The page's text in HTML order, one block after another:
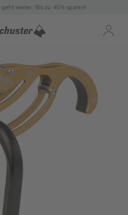
geht weiter: Bis zu 40% sparen!